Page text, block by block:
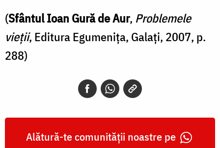
(Sfântul Ioan Gură de Aur, Problemele
vieții, Editura Egumenița, Galați, 2007, p.
288)
Alătură-te comunității noastre pe